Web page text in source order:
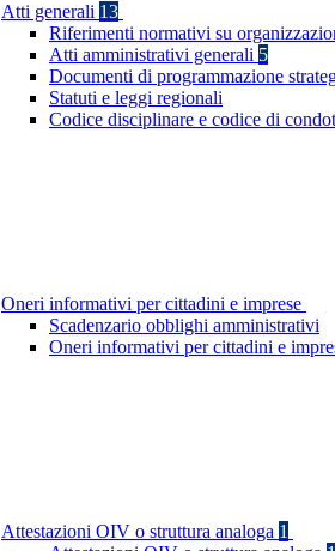
Atti generali 13
Riferimenti normativi su
Atti amministrativi generali 5
Documenti di programmazione
Statuti e leggi regionali
Codice disciplinare e codice di
Oneri informativi per cittadini e imprese
Scadenzario obblighi amministrativi
Oneri informativi per cittadini e
Attestazioni OIV o struttura analoga 1